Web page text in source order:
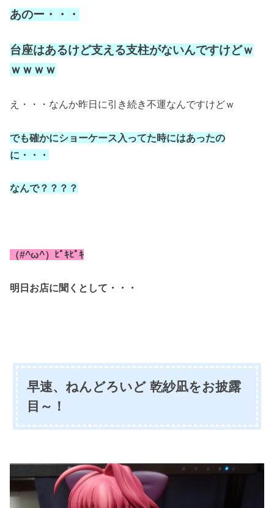
あのー・・・
台座はあるけど支える支柱がないんですけどｗ
ｗｗｗｗ
え・・・なんか昨日に引き続き不運なんですけどｗ
でも確かにショーケース入ってた時にはあったの
に・・・
なんで？？？？
（#^ω^）ﾋﾟｷﾋﾟｷ
明日お店に聞くとして・・・
早速、ねんどろいど 乾紗凪をお披露
目～！